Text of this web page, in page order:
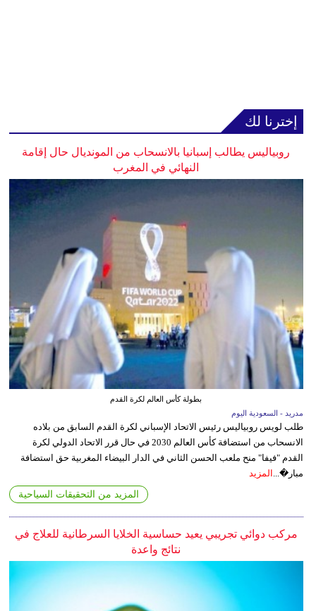
إخترنا لك
روبياليس يطالب إسبانيا بالانسحاب من المونديال حال إقامة
النهائي في المغرب
بطولة كأس العالم لكرة القدم
مدريد - السعودية اليوم
طلب لويس روبياليس رئيس الاتحاد الإسباني لكرة القدم السابق من بلاده
الانسحاب من استضافة كأس العالم 2030 في حال قرر الاتحاد الدولي لكرة
القدم "فيفا" منح ملعب الحسن الثاني في الدار البيضاء المغربية حق استضافة
مبار�... المزيد
المزيد من التحقيقات السياحية
مركب دوائي تجريبي يعيد حساسية الخلايا السرطانية للعلاج في
نتائج واعدة